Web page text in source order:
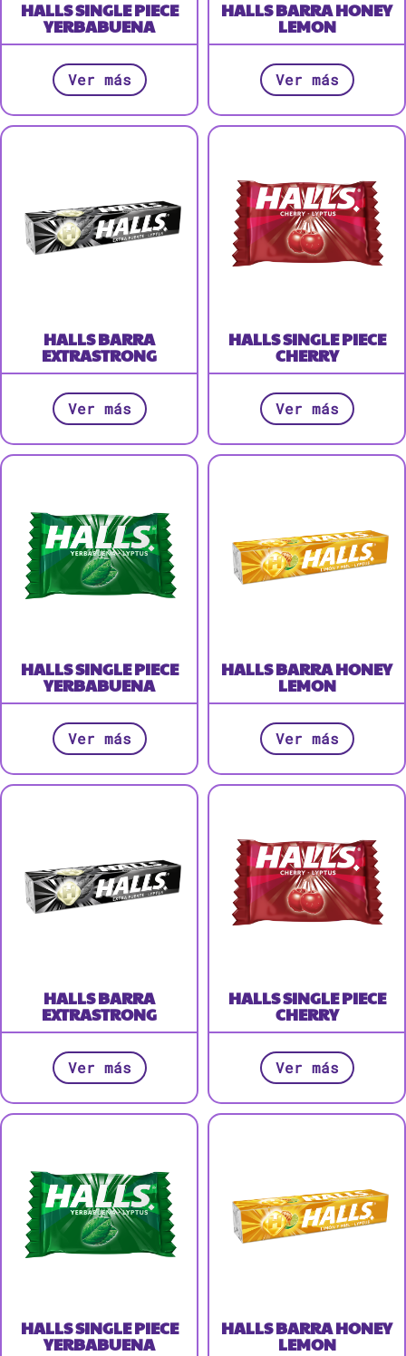
HALLS SINGLE PIECE
YERBABUENA
Ver más
HALLS BARRA HONEY
LEMON
Ver más
HALLS BARRA
EXTRASTRONG
Ver más
HALLS SINGLE PIECE
CHERRY
Ver más
HALLS SINGLE PIECE
YERBABUENA
Ver más
HALLS BARRA HONEY
LEMON
Ver más
HALLS BARRA
EXTRASTRONG
Ver más
HALLS SINGLE PIECE
CHERRY
Ver más
HALLS SINGLE PIECE
YERBABUENA
HALLS BARRA HONEY
LEMON